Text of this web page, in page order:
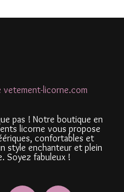
pas ! Notre boutique en
licorne vous propose
confortables et
style enchanteur et plein
Soyez fabuleux !